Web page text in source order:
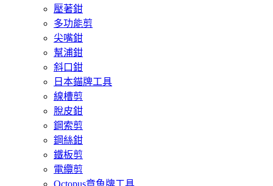
壓著鉗
多功能剪
尖嘴鉗
幫浦鉗
斜口鉗
日本錨牌工具
線槽剪
脫皮鉗
鋼索剪
鋼絲鉗
鐵板剪
電纜剪
Octopus章魚牌工具